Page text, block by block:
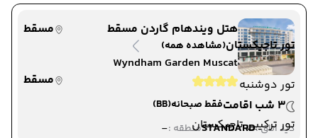
تور تاجیکستان(مشاهده همه)
تور دوشنبه
تور ترکیبی تاجیکستان
هتل ویندهام گاردن مسقط
مسقط
Wyndham Garden Muscat
مسقط
3 شب اقامت
فقط صبحانه(BB)
دید اتاق :STANDARDمنطقه :-